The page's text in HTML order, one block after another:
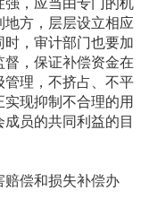
方，层层设立相应
，审计部门也要加
，保证补偿资金在
理，不挤占、不平
现抑制不合理的用
员的共同利益的目
偿和损失补偿办